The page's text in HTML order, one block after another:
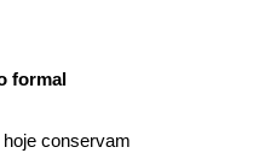
formal
conservam